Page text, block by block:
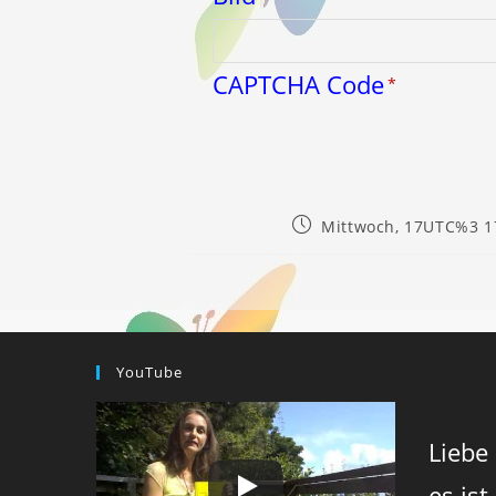
CAPTCHA Code*
BeitragMittwoch, 17UTC%3
YouTube